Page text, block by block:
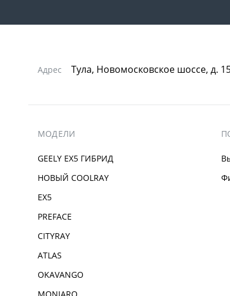
Адрес Тула, Новомосковское шоссе, д.
МОДЕЛИ
GEELY EX5 ГИБРИД
НОВЫЙ COOLRAY
EX5
PREFACE
CITYRAY
ATLAS
OKAVANGO